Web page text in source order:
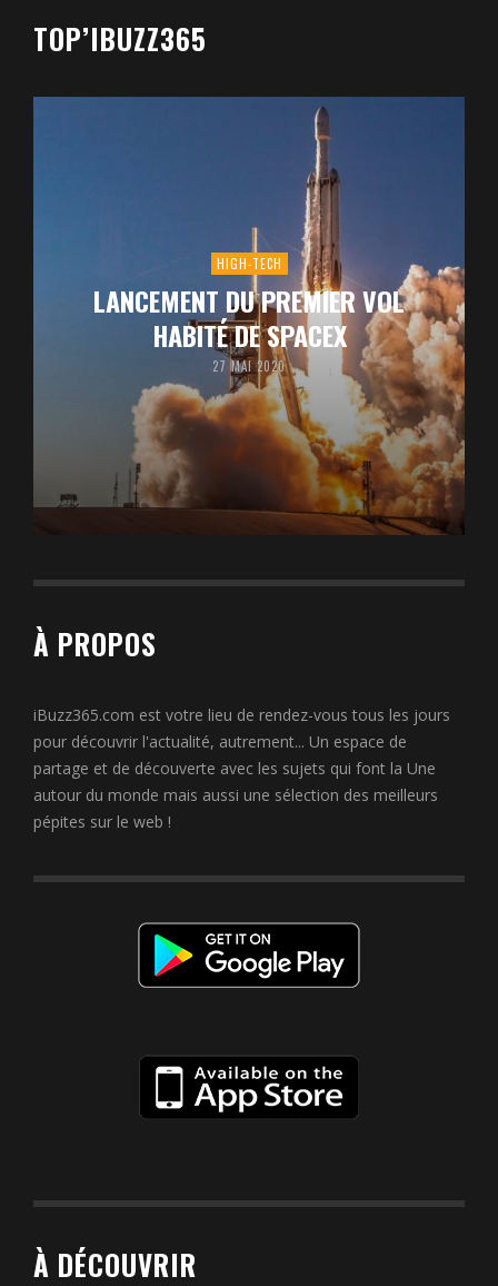
TOP’IBUZZ365
HIGH-TECH
LANCEMENT DU PREMIER VOL
HABITÉ DE SPACEX
27 MAI 2020
À PROPOS
iBuzz365.com est votre lieu de rendez-vous tous les jours
pour découvrir l'actualité, autrement... Un espace de
partage et de découverte avec les sujets qui font la Une
autour du monde mais aussi une sélection des meilleurs
pépites sur le web !
À DÉCOUVRIR